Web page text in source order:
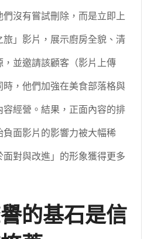
們沒有嘗試刪除，而是立即上
」影片，展示廚房全貌、清
並邀請該顧客（影片上傳
，他們加強在美食部落格與
經營。結果，正面內容的排
面影片的影響力被大幅稀
對與改進」的形象獲得更多
的基石是信